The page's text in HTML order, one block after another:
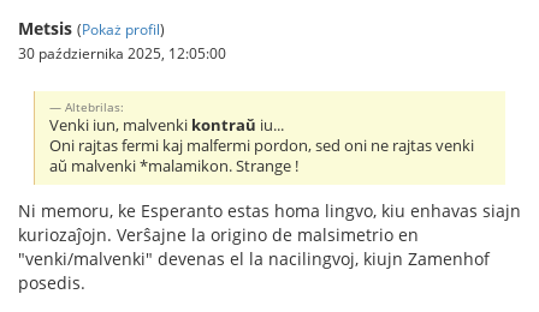
Metsis (Pokaż profil)
30 października 2025, 12:05:00
Altebrilas:
Venki iun, malvenki kontraŭ iu...
Oni rajtas fermi kaj malfermi pordon, sed oni ne rajtas venki
aŭ malvenki *malamikon. Strange !
Ni memoru, ke Esperanto estas homa lingvo, kiu enhavas siajn
kuriozaĵojn. Verŝajne la origino de malsimetrio en
"venki/malvenki" devenas el la nacilingvoj, kiujn Zamenhof
posedis.